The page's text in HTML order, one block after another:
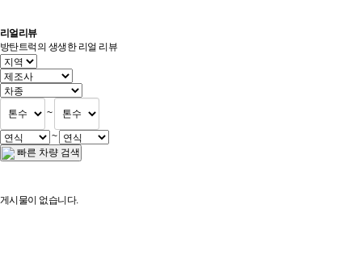
리얼리뷰
방탄트럭의 생생한 리얼 리뷰
~
~
빠른 차량 검색
게시물이 없습니다.